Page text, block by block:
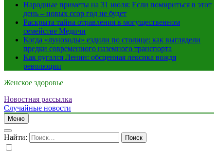
Народные приметы на 31 июля: Если помириться в этот
день – новых ссор год не будет
Раскрыта тайна отравления в могущественном
семействе Медичи
Когда «луноходы» ездили по столице: как выглядели
предки современного наземного транспорта
Как ругался Ленин: обсценная лексика вождя
революции
Женское здоровье
Новостная рассылка
Случайные новости
Меню
Найти: